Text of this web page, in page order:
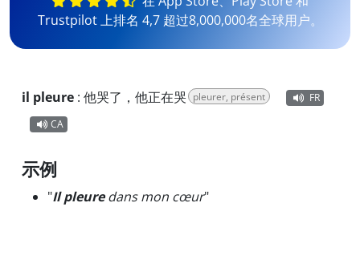
Trustpilot 上排名 4,7 超过8,000,000名全球用户。
il pleure : 他哭了，他正在哭 pleurer, présent
FR
CA
示例
"Il pleuredans mon cœur"